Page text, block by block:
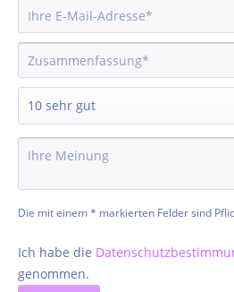
Die mit einem * markierten Felder sind
Ich habe die
genommen.